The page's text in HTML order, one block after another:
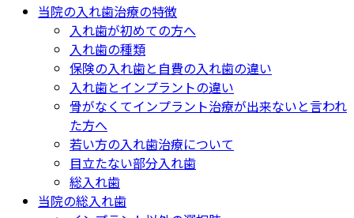
当院の入れ歯治療の特徴
入れ歯が初めての方へ
入れ歯の種類
保険の入れ歯と自費の入れ歯の違い
入れ歯とインプラントの違い
骨がなくてインプラント治療が出来ないと言われ
た方へ
若い方の入れ歯治療について
目立たない部分入れ歯
総入れ歯
当院の総入れ歯